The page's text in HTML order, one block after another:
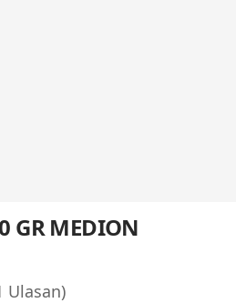
GR MEDION
Ulasan)